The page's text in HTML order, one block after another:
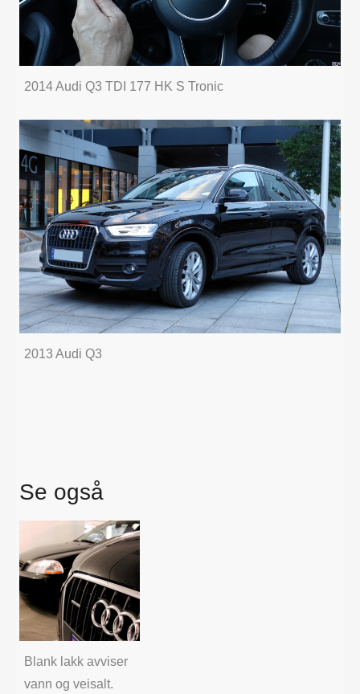
2014 Audi Q3 TDI 177 HK S Tronic
2013 Audi Q3
Se også
Blank lakk avviser
vann og veisalt.